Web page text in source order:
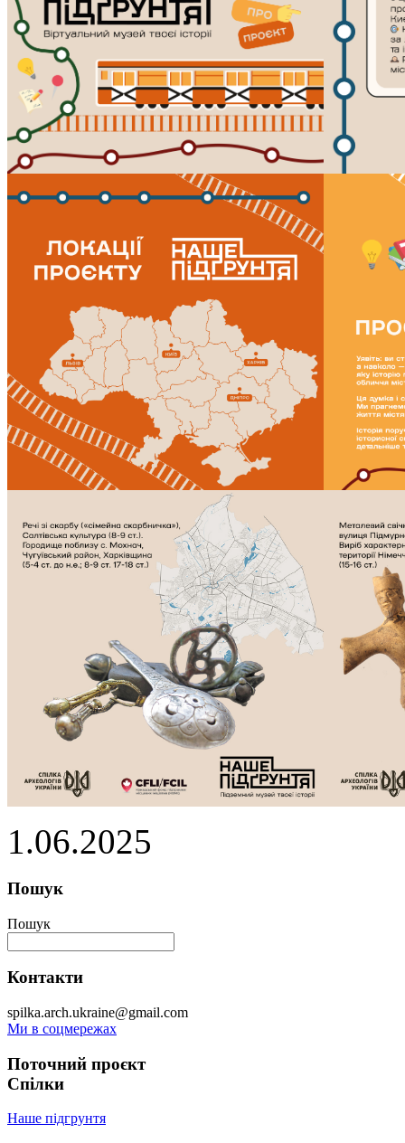
1.06.2025
Пошук
Пошук
Контакти
spilka.arch.ukraine@gmail.com
Ми в соцмережах
Поточний проєкт
Спілки
Наше підгрунтя